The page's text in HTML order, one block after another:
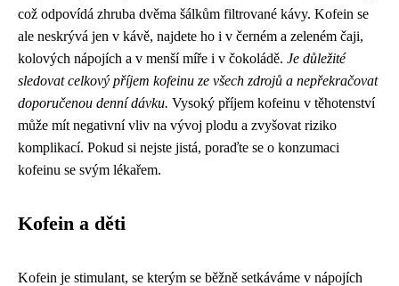
což odpovídá zhruba dvěma šálkům filtrované kávy. Kofein se
ale neskrývá jen v kávě, najdete ho i v černém a zeleném čaji,
kolových nápojích a v menší míře i v čokoládě. Je důležité
sledovat celkový příjem kofeinu ze všech zdrojů a nepřekračovat
doporučenou denní dávku. Vysoký příjem kofeinu v těhotenství
může mít negativní vliv na vývoj plodu a zvyšovat riziko
komplikací. Pokud si nejste jistá, poraďte se o konzumaci
kofeinu se svým lékařem.
Kofein a děti
Kofein je stimulant, se kterým se běžně setkáváme v nápojích